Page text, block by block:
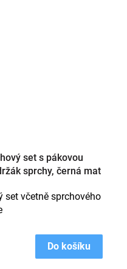
set s pákovou
sprchy, černá mat
Do košíku
set včetně sprchového